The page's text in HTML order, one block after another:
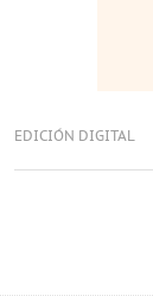
EDICIÓN DIGITAL